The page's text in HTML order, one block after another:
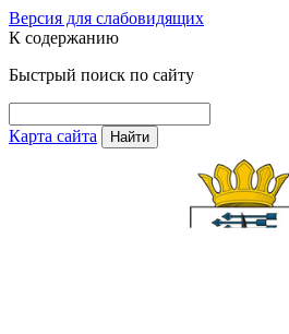
Версия для слабовидящих
К содержанию
Быстрый поиск по сайту
Карта сайта Найти